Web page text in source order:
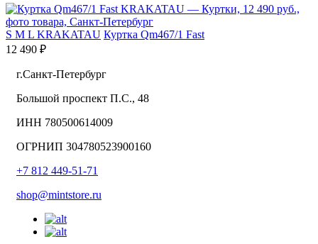
S M L KRAKATAU Куртка Qm467/1 Fast
12 490 ₽
г.Санкт-Петербург
Большой проспект П.С., 48
ИНН 780500614009
ОГРНИП 304780523900160
+7 812 449-51-71
shop@mintstore.ru